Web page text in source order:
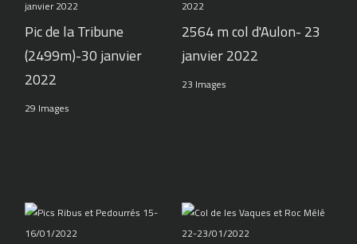
Pic de la Tribune
(2499m)-30 janvier
2022
29 Images
2564 m col d'Aulon- 23
janvier 2022
23 Images